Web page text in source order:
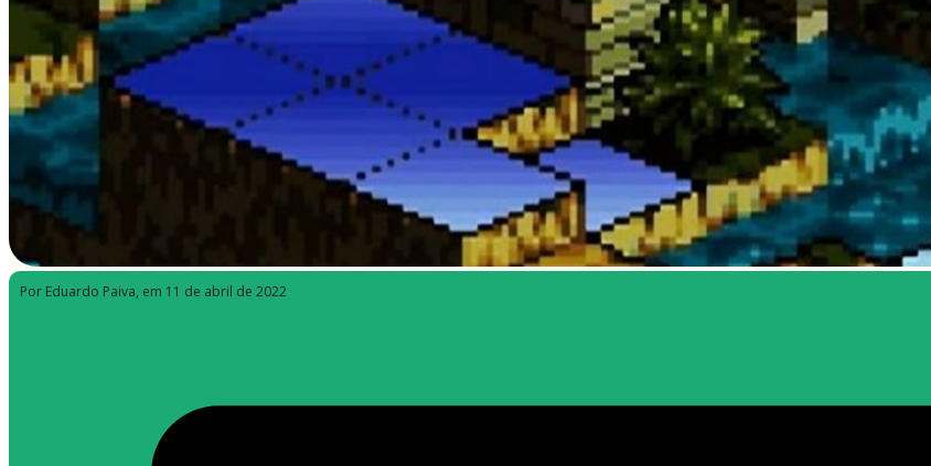
Por Eduardo Paiva, em 11 de abril de 2022